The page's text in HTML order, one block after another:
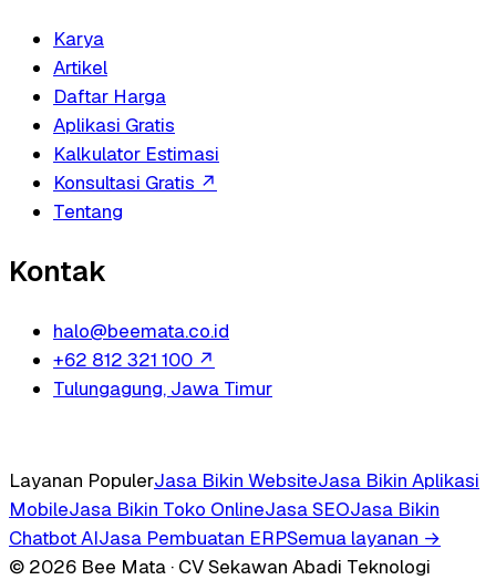
Karya
Artikel
Daftar Harga
Aplikasi Gratis
Kalkulator Estimasi
Konsultasi Gratis ↗
Tentang
Kontak
halo@beemata.co.id
+62 812 321 100 ↗
Tulungagung, Jawa Timur
Layanan PopulerJasa Bikin WebsiteJasa Bikin Aplikasi
MobileJasa Bikin Toko OnlineJasa SEOJasa Bikin
Chatbot AIJasa Pembuatan ERPSemua layanan →
© 2026 Bee Mata · CV Sekawan Abadi Teknologi